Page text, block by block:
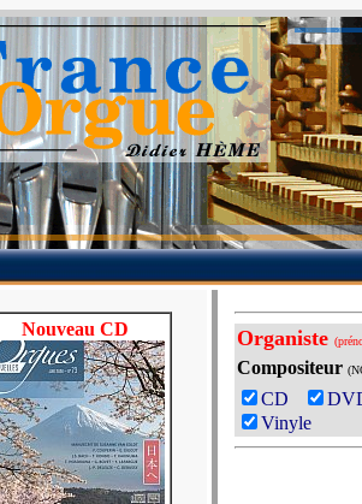
Nouveau CD Organiste
Compositeur
CD
Vinyle